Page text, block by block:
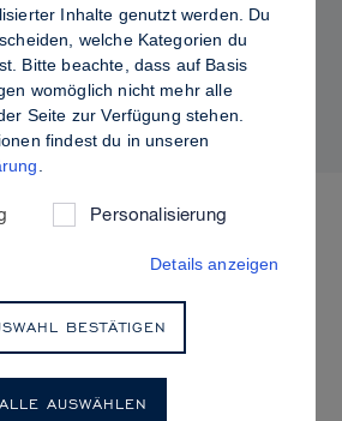
So fixierst du Sculpt &
strahlendes Finish mit
Glanz
VERANSTALTUNGEN
Inhalte genutzt werden. Du
welche Kategorien du
Bitte beachte, dass auf Basis
womöglich nicht mehr alle
Seite zur Verfügung stehen.
findest du in unseren
Personalisierung
Details anzeigen
BESTÄTIGEN
ALLE AUSWÄHLEN